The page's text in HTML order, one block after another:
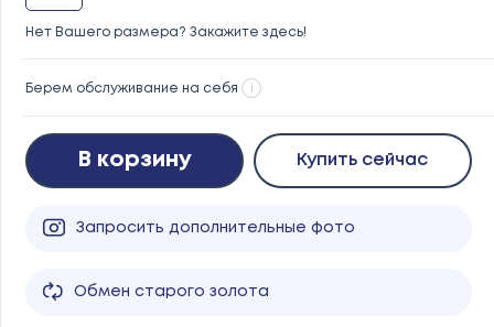
Нет Вашего размера? Закажите здесь!
Берем обслуживание на себя i
В корзину Купить сейчас
Запросить дополнительные фото
Обмен старого золота